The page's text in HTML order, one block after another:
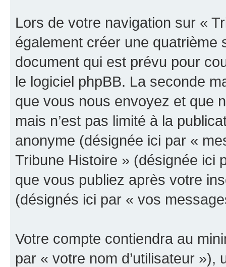
Lors de votre navigation sur «
également créer une
document qui est prévu pour
le logiciel phpBB. La seconde
que vous nous envoyez et que
mais n’est pas limité à la
anonyme (désignée ici par «
Tribune Histoire » (désignée ici
que vous publiez après votre
(désignés ici par « vos
Votre compte contiendra au
par « votre nom d’utilisateur